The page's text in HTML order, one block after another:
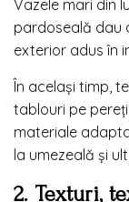
Vazele mari din
pardoseală dau
exterior adus în
În același timp,
tablouri pe
materiale
la umezeală și
2. Texturi,